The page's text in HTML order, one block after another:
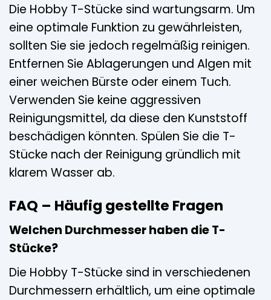
Die Hobby T-Stücke sind wartungsarm. Um
eine optimale Funktion zu gewährleisten,
sollten Sie sie jedoch regelmäßig reinigen.
Entfernen Sie Ablagerungen und Algen mit
einer weichen Bürste oder einem Tuch.
Verwenden Sie keine aggressiven
Reinigungsmittel, da diese den Kunststoff
beschädigen könnten. Spülen Sie die T-
Stücke nach der Reinigung gründlich mit
klarem Wasser ab.
FAQ – Häufig gestellte Fragen
Welchen Durchmesser haben die T-
Stücke?
Die Hobby T-Stücke sind in verschiedenen
Durchmessern erhältlich, um eine optimale